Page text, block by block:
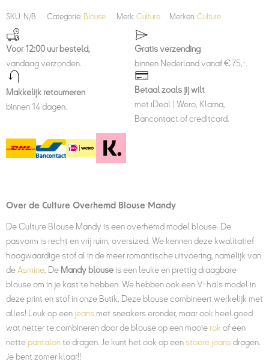
SKU: N/B Categorie: Blouse Merk: Culture Merken: Culture
Voor 12:00 uur besteld,
vandaag verzonden.
Gratis verzending
binnen Nederland vanaf €75,-.
Makkelijk retourneren
binnen 14 dagen.
Betaal zoals jij wilt
met iDeal | Wero, Klarna,
Bancontact of creditcard.
Over de Culture Overhemd Blouse Mandy
DeCulture Blouse Mandy is een overhemd model blouse. De
pasvorm is recht en vrij ruim, oversized. We kennen deze kwalitatief
hoogwaardige stof al in de meer romantische uitvoering, namelijk van
de Asmine . De Mandy blouseis een leuke en prettig draagbare
blouse om in je kast te hebben. We hebben ook een V-hals model in
deze print en stof in onze Butik. Deze blouse combineert werkelijk met
alles! Leuk op een jeansmet sneakers eronder, maar ook heel goed
wat netter te combineren door de blouse op een mooie rok of een
nettepantalonte dragen. Je kunt het ook op eenstoere jeansdragen.
Je bent zomer klaar!!